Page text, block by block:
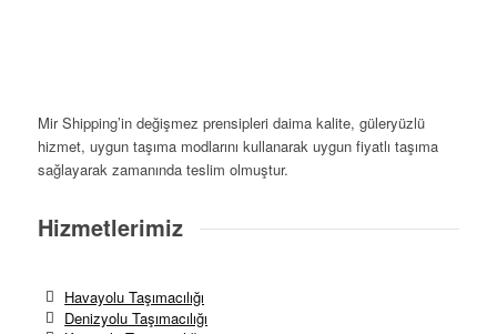
Mir Shipping’in değişmez prensipleri daima kalite, güleryüzlü
hizmet, uygun taşıma modlarını kullanarak uygun fiyatlı taşıma
sağlayarak zamanında teslim olmuştur.
Hizmetlerimiz
Havayolu Taşımacılığı
Denizyolu Taşımacılığı